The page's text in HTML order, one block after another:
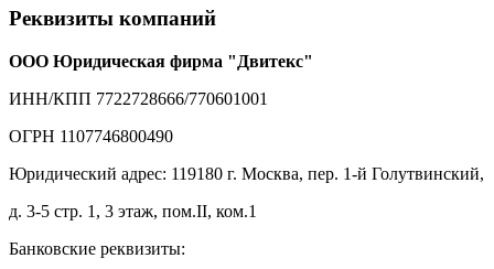
Реквизиты компаний
ООО Юридическая фирма "Двитекс"
ИНН/КПП 7722728666/770601001
ОГРН 1107746800490
Юридический адрес: 119180 г. Москва, пер. 1-й Голутвинский,
д. 3-5 стр. 1, 3 этаж, пом.II, ком.1
Банковские реквизиты: